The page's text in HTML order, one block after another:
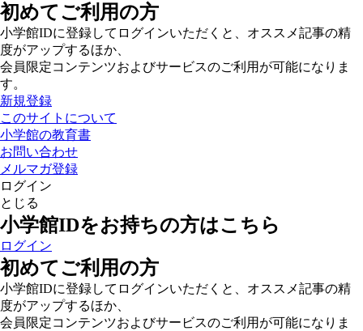
初めてご利用の方
小学館IDに登録してログインいただくと、オススメ記事の精
度がアップするほか、
会員限定コンテンツおよびサービスのご利用が可能になりま
す。
新規登録
このサイトについて
小学館の教育書
お問い合わせ
メルマガ登録
ログイン
とじる
小学館IDをお持ちの方はこちら
ログイン
初めてご利用の方
小学館IDに登録してログインいただくと、オススメ記事の精
度がアップするほか、
会員限定コンテンツおよびサービスのご利用が可能になりま